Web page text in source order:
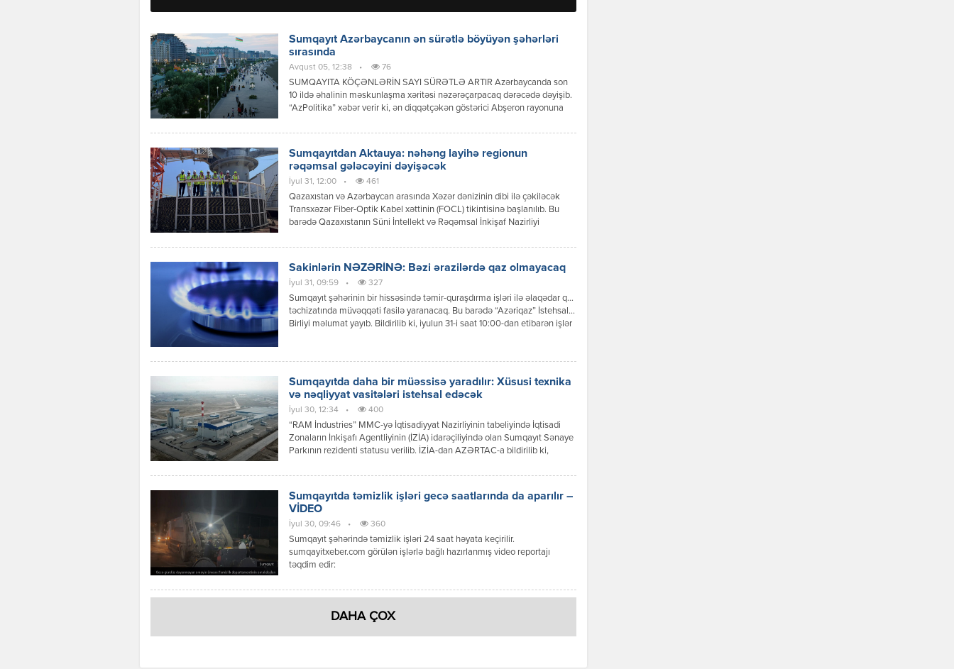
Sumqayıt Azərbaycanın ən sürətlə böyüyən şəhərləri
sırasında
Avqust 05, 12:38 • 76
SUMQAYITA KÖÇƏNLƏRİN SAYI SÜRƏTLƏ ARTIR Azərbaycanda son
10 ildə əhalinin məskunlaşma xəritəsi nəzərəçarpacaq dərəcədə dəyişib.
“AzPolitika” xəbər verir ki, ən diqqətçəkən göstərici Abşeron rayonuna
nümayiş etdirib. Bu artımın əsas səbəbləri Bakının genişlənməsi, yeni
paytaxtda mənzil qiymətlərinin yüksək […]
Sumqayıtdan Aktauya: nəhəng layihə regionun
rəqəmsal gələcəyini dəyişəcək
İyul 31, 12:00 • 461
Qazaxıstan və Azərbaycan arasında Xəzər dənizinin dibi ilə çəkiləcək
Transxəzər Fiber-Optik Kabel xəttinin (FOCL) tikintisinə başlanılıb. Bu
barədə Qazaxıstanın Süni İntellekt və Rəqəmsal İnkişaf Nazirliyi
həmçinin ümumi çəkisi 600 ton olan üç iri kabel səbəti xüsusi logistika
Sakinlərin NƏZƏRİNƏ: Bəzi ərazilərdə qaz olmayacaq
İyul 31, 09:59 • 327
Sumqayıt şəhərinin bir hissəsində təmir-quraşdırma işləri ilə əlaqədar qaz
təchizatında müvəqqəti fasilə yaranacaq. Bu barədə “Azəriqaz” İstehsalat
Birliyi məlumat yayıb. Bildirilib ki, iyulun 31-i saat 10:00-dan etibarən işlər
Sumqayıtda daha bir müəssisə yaradılır: Xüsusi texnika
və nəqliyyat vasitələri istehsal edəcək
İyul 30, 12:34 • 400
“RAM İndustries” MMC-yə İqtisadiyyat Nazirliyinin tabeliyində İqtisadi
Zonaların İnkişafı Agentliyinin (İZİA) idarəçiliyində olan Sumqayıt Sənaye
Parkının rezidenti statusu verilib. İZİA-dan AZƏRTAC-a bildirilib ki,
vasitələrinin istehsalı və yığımı layihəsi çərçivəsində 200-dən çox daimi iş
Sumqayıtda təmizlik işləri gecə saatlarında da aparılır –
VİDEO
İyul 30, 09:46 • 360
Sumqayıt şəhərində təmizlik işləri 24 saat həyata keçirilir.
sumqayitxeber.com görülən işlərlə bağlı hazırlanmış video reportajı
təqdim edir:
DAHA ÇOX